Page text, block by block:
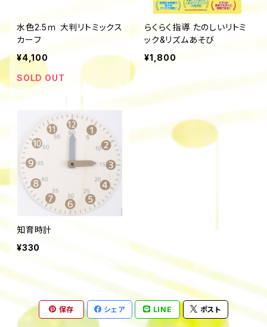
水色2.5ｍ 大判リトミックス
カーフ
¥4,100
SOLD OUT
らくらく指導 たのしいリトミ
ック&リズムあそび
¥1,800
知育時計
¥330
保存 シェア LINE ポスト